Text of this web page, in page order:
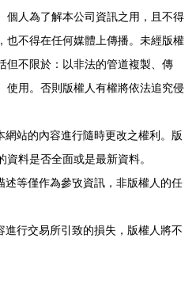
個人為了解本公司資訊之用，且不得
也不得在任何媒體上傳播。未經版權
但不限於：以非法的管道複製、傳
使用。否則版權人有權將依法追究侵
站的內容進行隨時更改之權利。版
料是否全面或是最新資料。
述等僅作為參攷資訊，非版權人的任
行交易所引致的損失，版權人將不